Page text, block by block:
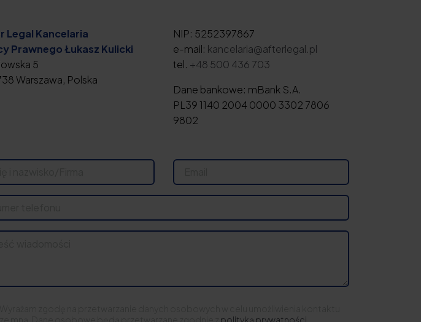
Legal Kancelaria
Prawnego Łukasz Kulicki
5
Warszawa, Polska
NIP: 5252397867
e-mail: kancelaria@afterlegal.pl
tel. +48 500 436 703
Dane bankowe: mBank S.A.
PL39 1140 2004 0000 3302 7806
9802
polityką prywatności